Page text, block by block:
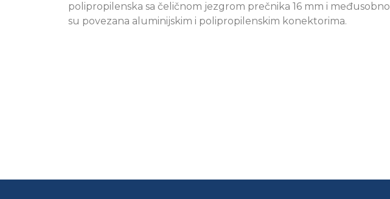
polipropilenska sa čeličnom jezgrom prečnika 16 mm i međusobno
su povezana aluminijskim i polipropilenskim konektorima.